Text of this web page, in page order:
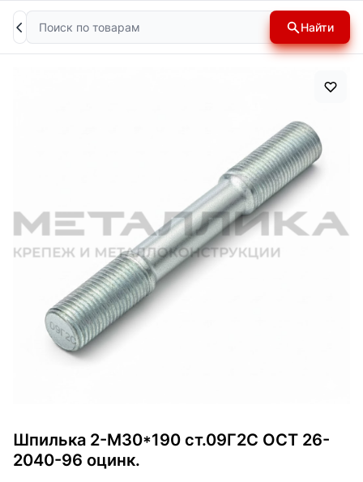
Поиск Найти
Шпилька 2-М30*190 ст.09Г2С ОСТ 26-
2040-96 оцинк.